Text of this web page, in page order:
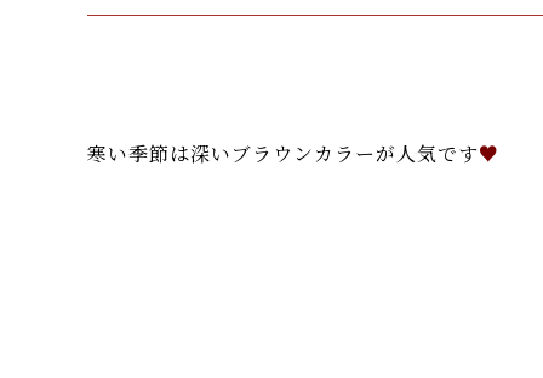
寒い季節は深いブラウンカラーが人気です♥